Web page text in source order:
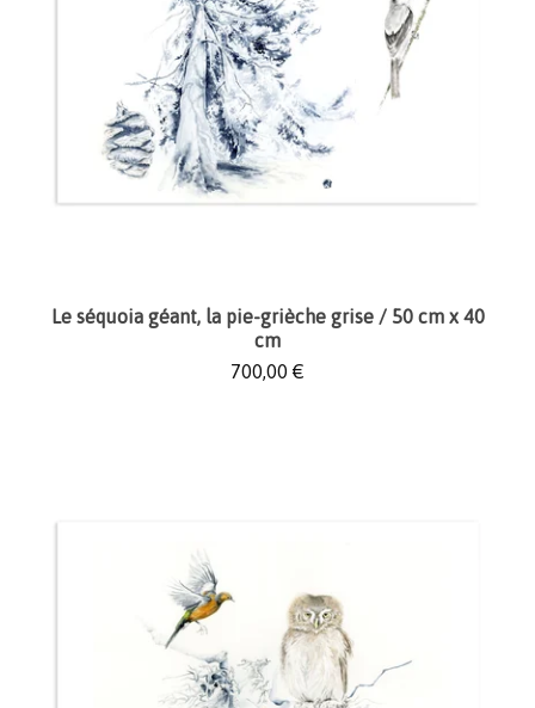
Le séquoia géant, la pie-grièche grise / 50 cm x 40
cm
700,00 €